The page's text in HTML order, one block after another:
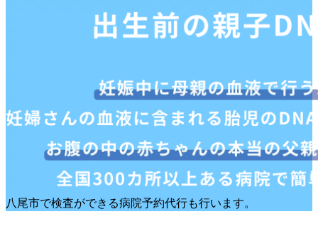
八尾市で検査ができる病院予約代行も行います。